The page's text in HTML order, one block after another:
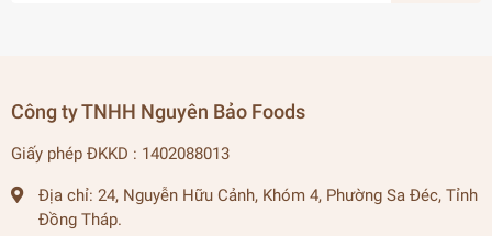
Công ty TNHH Nguyên Bảo Foods
Giấy phép ĐKKD : 1402088013
Địa chỉ: 24, Nguyễn Hữu Cảnh, Khóm 4, Phường Sa Đéc, Tỉnh
Đồng Tháp.